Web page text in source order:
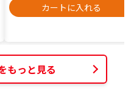
カートに入れる
もっと見る